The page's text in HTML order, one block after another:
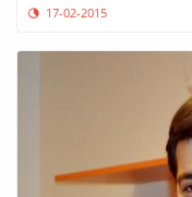
17-02-2015